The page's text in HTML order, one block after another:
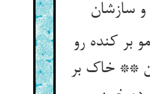
و سازشان
بر کنده رو
** خاک بر